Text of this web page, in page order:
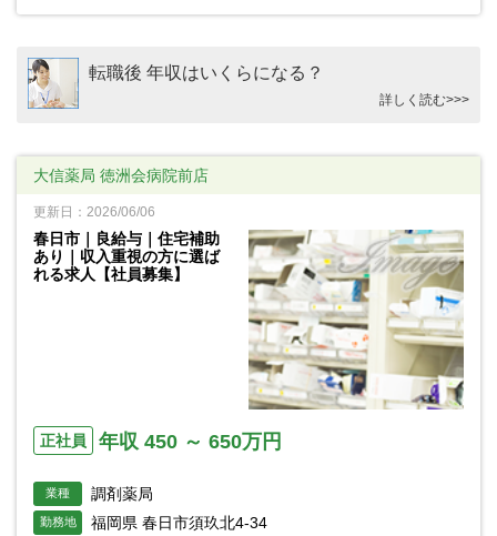
転職後 年収はいくらになる？
詳しく読む>>>
大信薬局 徳洲会病院前店
更新日：2026/06/06
春日市｜良給与｜住宅補助
あり｜収入重視の方に選ば
れる求人【社員募集】
正社員 年収 450 ～ 650万円
業種 調剤薬局
勤務地 福岡県 春日市須玖北4-34